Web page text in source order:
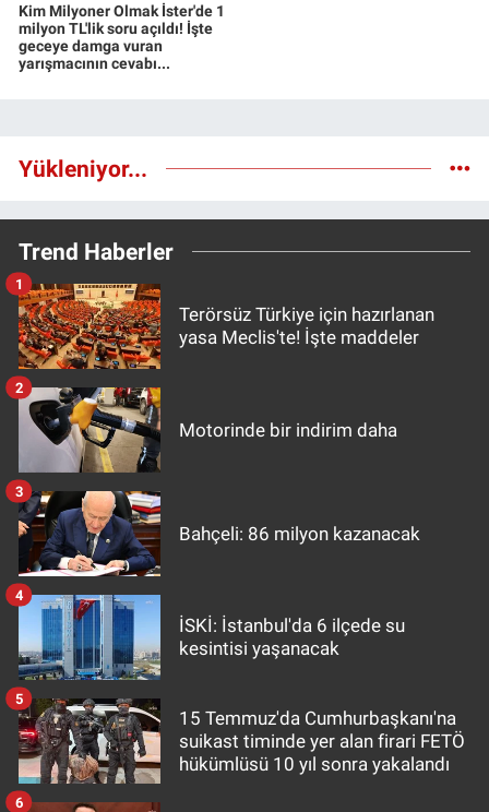
Kim Milyoner Olmak İster'de 1
milyon TL'lik soru açıldı! İşte
geceye damga vuran
yarışmacının cevabı...
Yükleniyor...
Trend Haberler
Terörsüz Türkiye için hazırlanan
yasa Meclis'te! İşte maddeler
1
Motorinde bir indirim daha
2
Bahçeli: 86 milyon kazanacak
3
İSKİ: İstanbul'da 6 ilçede su
kesintisi yaşanacak
4
15 Temmuz'da Cumhurbaşkanı'na
suikast timinde yer alan firari FETÖ
hükümlüsü 10 yıl sonra yakalandı
5
6